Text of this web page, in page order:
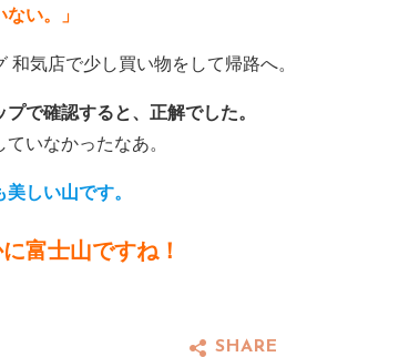
ない。」
和気店で少し買い物をして帰路へ。
で確認すると、正解でした。
いなかったなあ。
しい山です。
富士山ですね！
SHARE